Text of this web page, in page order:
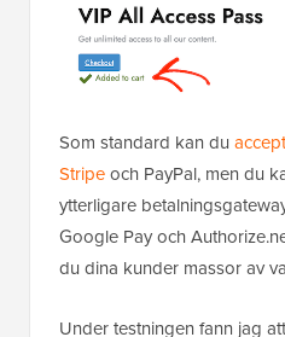
Som standard kan du
Stripeoch PayPal, men du
ytterligare
Google Pay och
du dina kunder massor av
Under testningen fann jag